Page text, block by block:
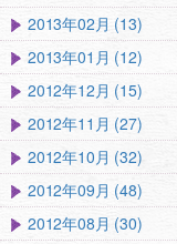
2013年02月 (13)
2013年01月 (12)
2012年12月 (15)
2012年11月 (27)
2012年10月 (32)
2012年09月 (48)
2012年08月 (30)